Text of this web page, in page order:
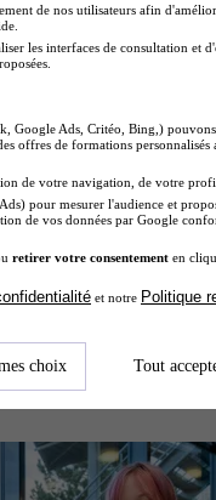
de nos utilisateurs afin
les interfaces de consultation et
Google Ads, Critéo, Bing,)
offres de formations
de votre navigation, de votre
pour mesurer l'audience et
de vos données par Google
retirer votre consentement en
et notre Politique
choix Tout